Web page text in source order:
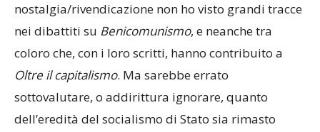
nostalgia/rivendicazione non ho visto grandi tracce
nei dibattiti su Benicomunismo, e neanche tra
coloro che, con i loro scritti, hanno contribuito a
Oltre il capitalismo. Ma sarebbe errato
sottovalutare, o addirittura ignorare, quanto
dell’eredità del socialismo di Stato sia rimasto